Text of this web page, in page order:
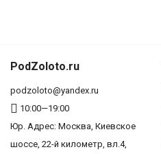
PodZoloto.ru
podzoloto@yandex.ru
10:00—19:00
Юр. Адреc: Москва, Киевское
шоссе, 22-й километр, вл.4,